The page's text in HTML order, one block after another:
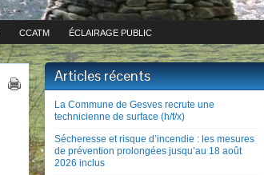
CCATM ÉCLAIRAGE PUBLIC
Articles récents
La Commune de Gesves recrute une
technicienne de surface (h/f/x)
Sécheresse et risque d’incendie : les mesures
de prévention prolongées jusqu’au 18 août
2026 inclus